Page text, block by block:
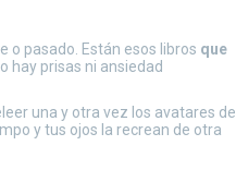
o pasado. Están esos libros que
hay prisas ni ansiedad
una y otra vez los avatares de
y tus ojos la recrean de otra